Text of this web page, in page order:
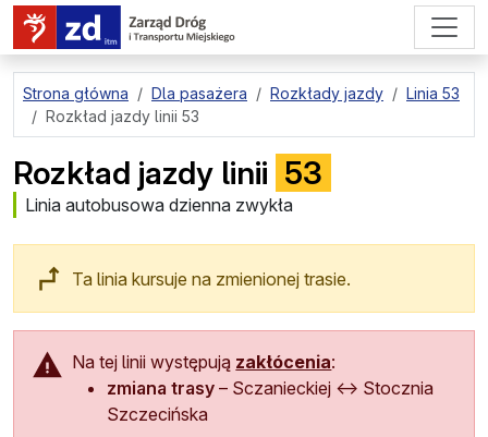
przejdź do treści strony
Strona główna Dla pasażera Rozkłady jazdy
Linia 53
Rozkład jazdy linii 53
Rozkład jazdy linii 53
Linia autobusowa dzienna zwykła
Ta linia kursuje na zmienionej trasie.
Na tej linii występują zakłócenia:
zmiana trasy – Sczanieckiej ↔ Stocznia
Szczecińska